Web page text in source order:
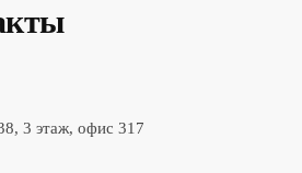
3 этаж, офис 317